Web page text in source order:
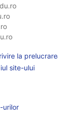
la
site-ului
urilor